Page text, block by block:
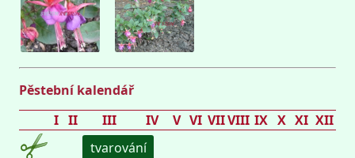
Pěstební kalendář
I II III IV V VI VIIVIII IX X XI XII
tvarování